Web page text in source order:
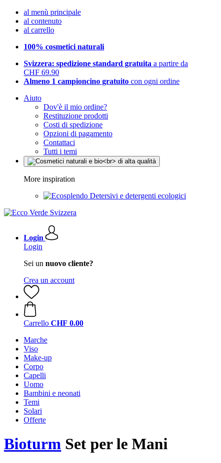
al menù principale
al contenuto
al carrello
100% cosmetici naturali
Svizzera: spedizione standard gratuita a partire da
CHF 69.90
Almeno 1 campioncino gratuito con ogni ordine
Aiuto
Dov'è il mio ordine?
Restituzione prodotti
Costi di spedizione
Opzioni di pagamento
Contattaci
Tutti i temi
More inspiration
Detersivi e detergenti ecologici
Login
Login
Sei un nuovo cliente?
Crea un account
Carrello CHF 0.00
Marche
Viso
Make-up
Corpo
Capelli
Uomo
Bambini e neonati
Temi
Solari
Offerte
Bioturm Set per le Mani